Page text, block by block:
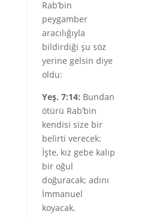
Rab’bin
peygamber
aracılığıyla
bildirdiği şu söz
yerine gelsin diye
oldu:
Yeş. 7:14: Bundan
ötürü Rab’bin
kendisi size bir
belirti verecek:
İşte, kız gebe kalıp
bir oğul
doğuracak; adını
İmmanuel
koyacak.